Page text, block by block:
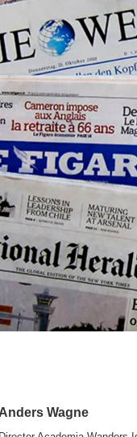
Anders Wagne